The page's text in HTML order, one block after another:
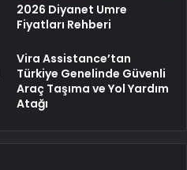
2026 Diyanet Umre
Fiyatları Rehberi
Vira Assistance’tan
Türkiye Genelinde Güvenli
Araç Taşıma ve Yol Yardım
Atağı